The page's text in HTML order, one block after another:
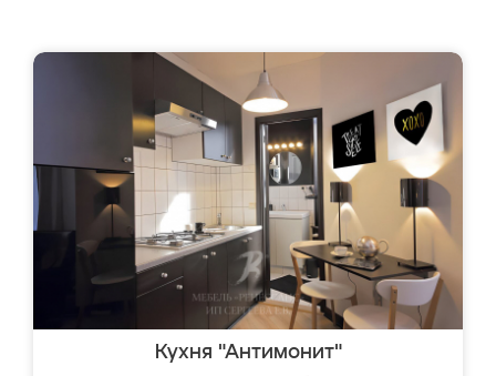
Кухня "Антимонит"